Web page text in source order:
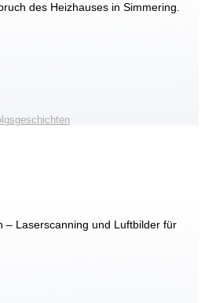
des Heizhauses in Simmering.
– Laserscanning und Luftbilder für